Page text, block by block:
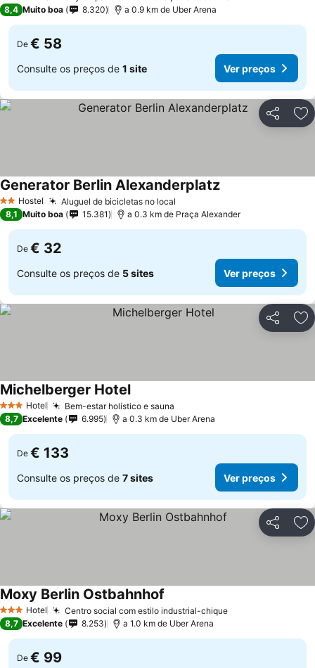
8,4 Muito boa 8.320 a 0.9 km de Uber Arena
De € 58
Consulte os preços de 1 site Ver preços
Partilhar
2 Estrelas
Hostel Aluguel de bicicletas no local
Generator Berlin AlexanderplatzVer preços
8,1 Muito boa 15.381 a 0.3 km de Praça Alexander
De € 32
Consulte os preços de 5 sites Ver preços
Partilhar
3 EstrelasHotel Bem-estar holístico e sauna
Michelberger HotelVer preços
8,7 Excelente 6.995 a 0.3 km de Uber Arena
De € 133
Consulte os preços de 7 sites Ver preços
Partilhar
3 EstrelasHotel Centro social com estilo industrial-chiqueVer preços
Moxy Berlin Ostbahnhof
8,7 Excelente 8.253 a 1.0 km de Uber Arena
De € 99